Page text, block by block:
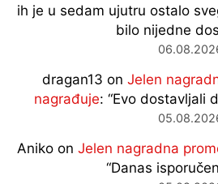
ih je u sedam ujutru ostalo
bilo nijedne
dragan13 on Jelen
nagrađuje: “Evo dostavljali
Aniko on Jelen nagradna
“Danas